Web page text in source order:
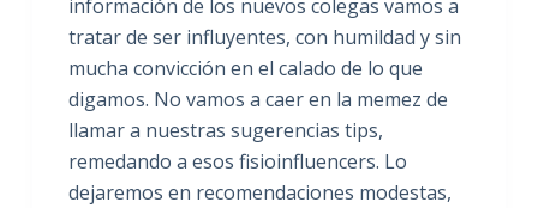
información de los nuevos colegas vamos a
tratar de ser influyentes, con humildad y sin
mucha convicción en el calado de lo que
digamos. No vamos a caer en la memez de
llamar a nuestras sugerencias tips,
remedando a esos fisioinfluencers. Lo
dejaremos en recomendaciones modestas,